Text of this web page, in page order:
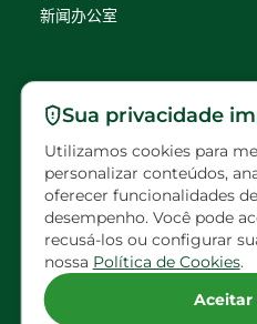
Sua privacidade
Utilizamos cookies para
personalizar conteúdos,
oferecer funcionalidades
desempenho. Você pode
recusá-los ou configurar
nossa Política de Cookies.
Aceitar
新闻办公室
请联系我们
faleconosco@eldorado
brasil.com.br
预约访问
Configuração de Cookies
请在社交网络上关注Eldorado